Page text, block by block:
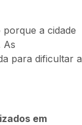
a cidade
As
para dificultar a
em